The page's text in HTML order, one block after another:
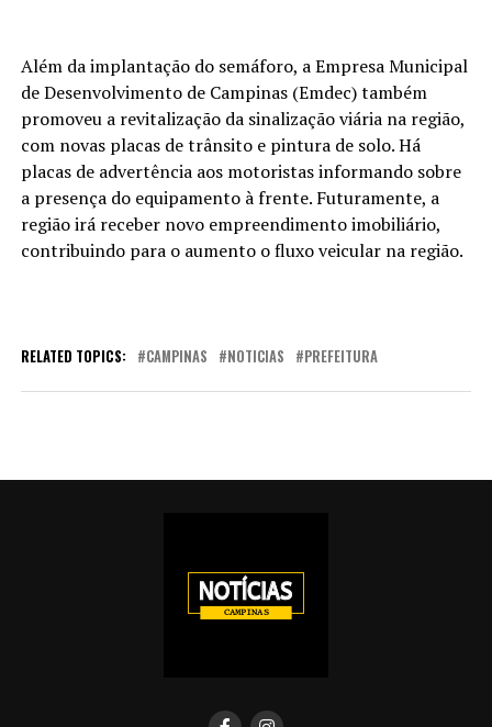
Além da implantação do semáforo, a Empresa Municipal
de Desenvolvimento de Campinas (Emdec) também
promoveu a revitalização da sinalização viária na região,
com novas placas de trânsito e pintura de solo. Há
placas de advertência aos motoristas informando sobre
a presença do equipamento à frente. Futuramente, a
região irá receber novo empreendimento imobiliário,
contribuindo para o aumento o fluxo veicular na região.
RELATED TOPICS: CAMPINAS NOTICIAS PREFEITURA